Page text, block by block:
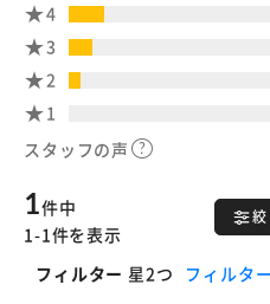
4
3
2
1
スタッフの声
絞
1件中
1-1件を表示
フィルター 星2つ フィルタ